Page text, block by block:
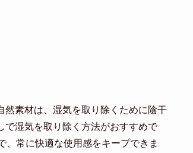
素材は、湿気を取り除くために陰干
で湿気を取り除く方法がおすすめで
常に快適な使用感をキープできま